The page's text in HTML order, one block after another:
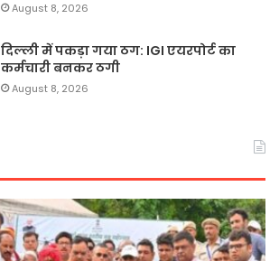
August 8, 2026
दिल्ली में पकड़ा गया ठग: IGI एयरपोर्ट का
कर्मचारी बनकर ठगी
August 8, 2026